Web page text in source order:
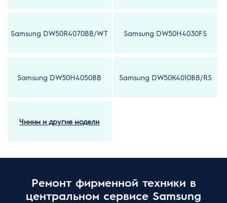
Samsung DW50R4070BB/WT Samsung DW50H4030FS
Samsung DW50H4050BB Samsung DW50K4010BB/RS
Чиним и другие модели
Ремонт фирменной техники в
центральном сервисе Samsung